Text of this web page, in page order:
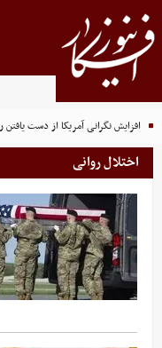
افزایش نگرانی آمریکا از دست
اختلال روانی